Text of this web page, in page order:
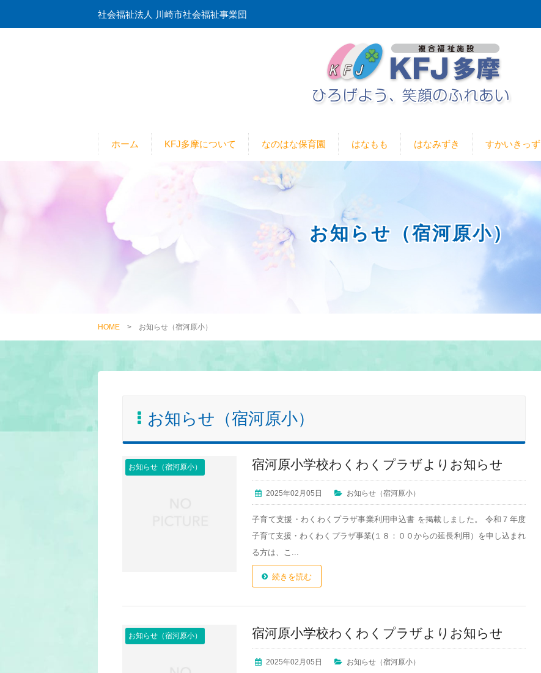
社会福祉法人 川崎市社会福祉事業団
ホーム KFJ多摩について なのはな保育園 はなもも はなみずき すかいきっず
お知らせ（宿河原小）
HOME > お知らせ（宿河原小）
お知らせ（宿河原小）
お知らせ（宿河原小） 宿河原小学校わくわくプラザよりお知らせ
2025年02月05日 お知らせ（宿河原小）
子育て支援・わくわくプラザ事業利用申込書 を掲載しました。 令和７年度
子育て支援・わくわくプラザ事業(１８：００からの延長利用）を申し込まれ
る方は、こ...
続きを読む
お知らせ（宿河原小） 宿河原小学校わくわくプラザよりお知らせ
2025年02月05日 お知らせ（宿河原小）